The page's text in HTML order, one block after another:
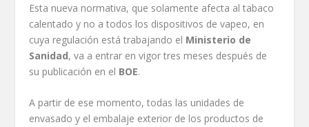
Esta nueva normativa, que solamente afecta al tabaco
calentado y no a todos los dispositivos de vapeo, en
cuya regulación está trabajando el Ministerio de
Sanidad, va a entrar en vigor tres meses después de
su publicación en el BOE.
A partir de ese momento, todas las unidades de
envasado y el embalaje exterior de los productos de